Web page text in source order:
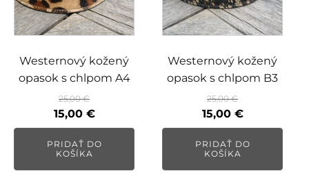
Westernový kožený
opasok s chlpom A4
25,00€
Pôvodná
cena
bola:
15,00 €Aktuálna
cena
je:
PRIDAŤ DO
KOŠÍKA
Westernový kožený
opasok s chlpom B3
25,00€
Pôvodná
cena
bola:
15,00 €Aktuálna
cena
je:
PRIDAŤ DO
KOŠÍKA